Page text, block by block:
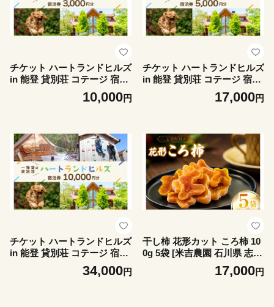
チケット ハートランドヒルズ
in 能登 貸別荘 コテージ 宿泊
券 3000円分 [中川商事 石川県
志賀町 sk17kxq10002] 宿泊
10,000円
チケット ハートランドヒルズ
in 能登 貸別荘 コテージ 宿泊
券 5000円分 [中川商事 石川県
志賀町 sk17kxq10001] 宿泊
17,000円
チケット ハートランドヒルズ
in 能登 貸別荘 コテージ 宿泊
券 1万円分 [中川商事 石川県
志賀町 sk17kxq10000] 宿泊
34,000円
干し柿 花形カット ころ柿 10
0g 5袋 [米吉農園 石川県 志賀
町 sk17jkf60002] 干し柿 ほし
がき 干柿 枯露柿 柿 かき 果
17,000円